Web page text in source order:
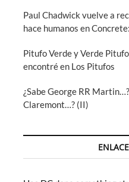
Paul Chadwick vuelve a
hace humanos en
Pitufo Verde y Verde
encontré en Los Pitufos
¿Sabe George RR
Claremont…? (II)